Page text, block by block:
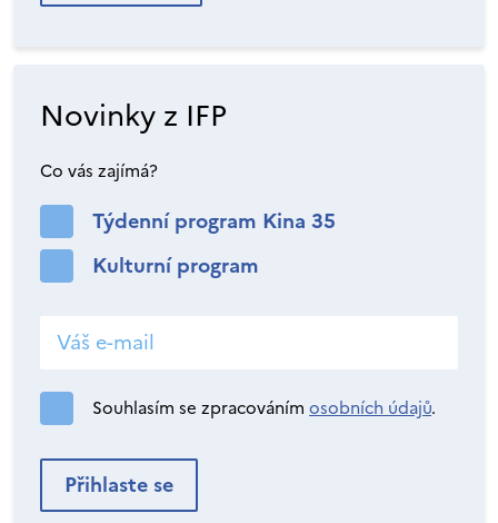
Novinky z IFP
Co vás zajímá?
Týdenní program Kina 35
Kulturní program
Souhlasím se zpracováním osobních údajů.